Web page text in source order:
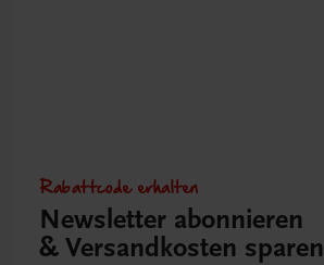
Rabattcode erhalten
Newsletter abonnieren
& Versandkosten sparen